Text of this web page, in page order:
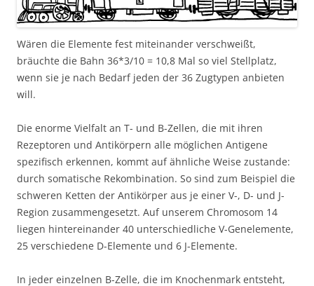
Wären die Elemente fest miteinander verschweißt,
bräuchte die Bahn 36*3/10 = 10,8 Mal so viel Stellplatz,
wenn sie je nach Bedarf jeden der 36 Zugtypen anbieten
will.
Die enorme Vielfalt an T- und B-Zellen, die mit ihren
Rezeptoren und Antikörpern alle möglichen Antigene
spezifisch erkennen, kommt auf ähnliche Weise zustande:
durch somatische Rekombination. So sind zum Beispiel die
schweren Ketten der Antikörper aus je einer V-, D- und J-
Region zusammengesetzt. Auf unserem Chromosom 14
liegen hintereinander 40 unterschiedliche V-Genelemente,
25 verschiedene D-Elemente und 6 J-Elemente.
In jeder einzelnen B-Zelle, die im Knochenmark entsteht,